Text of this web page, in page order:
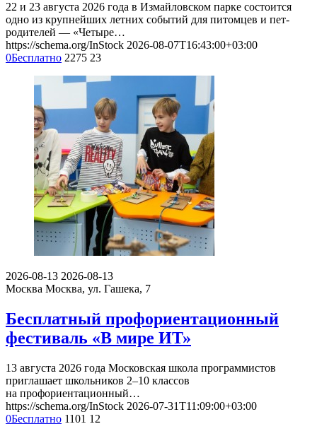
22 и 23 августа 2026 года в Измайловском парке состоится
одно из крупнейших летних событий для питомцев и пет-
родителей — «Четыре…
https://schema.org/InStock 2026-08-07T16:43:00+03:00
0Бесплатно 2275 23
2026-08-13 2026-08-13
Москва Москва, ул. Гашека, 7
Бесплатный профориентационный
фестиваль «В мире ИТ»
13 августа 2026 года Московская школа программистов
приглашает школьников 2–10 классов
на профориентационный…
https://schema.org/InStock 2026-07-31T11:09:00+03:00
0Бесплатно 1101 12